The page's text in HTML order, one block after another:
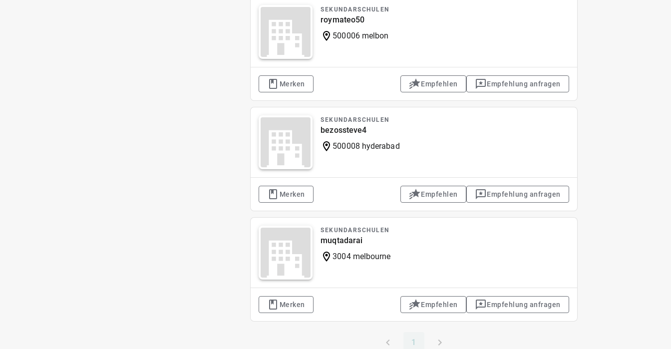
SEKUNDARSCHULEN
roymateo50
500006 melbon
Merken Empfehlen Empfehlung anfragen
SEKUNDARSCHULEN
bezossteve4
500008 hyderabad
Merken Empfehlen Empfehlung anfragen
SEKUNDARSCHULEN
muqtadarai
3004 melbourne
Merken Empfehlen Empfehlung anfragen
1